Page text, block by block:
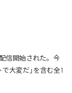
信開始された。今
大変だ」を含む全1